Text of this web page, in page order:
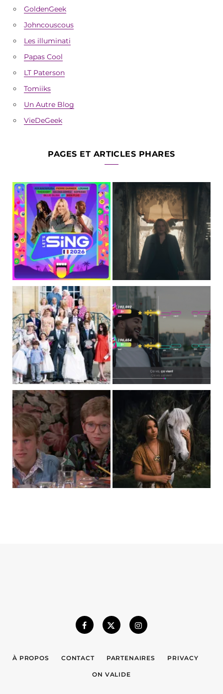
GoldenGeek
Johncouscous
Les illuminati
Papas Cool
LT Paterson
Tomiiks
Un Autre Blog
VieDeGeek
PAGES ET ARTICLES PHARES
À PROPOS CONTACT PARTENAIRES PRIVACY
ON VALIDE